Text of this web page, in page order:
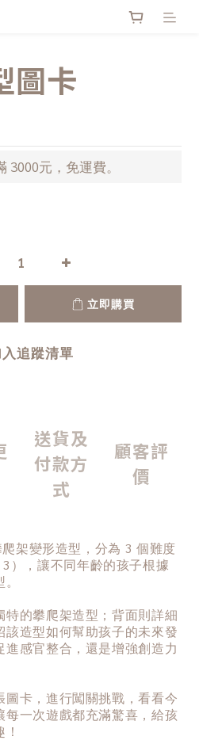
圖卡
元，免運費。
立即購買
追蹤清單
送貨及
付款方
式
顧客評
價
架變形造型，分為 3 個難度
），讓不同年齡的孩子根據
的攀爬架造型；背面則詳細
造型如何幫助孩子的未來發
進感官整合，還是增強創造力
卡，進行闖關挑戰，看看今
每一次遊戲都充滿驚喜，給孩